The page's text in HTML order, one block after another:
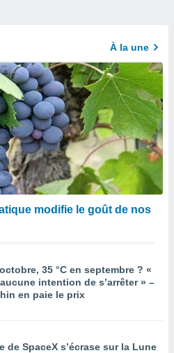
À la une
modifie le goût de nos
35 °C en septembre ? «
aucune intention de s’arrêter » –
en paie le prix
de SpaceX s’écrase sur la Lune